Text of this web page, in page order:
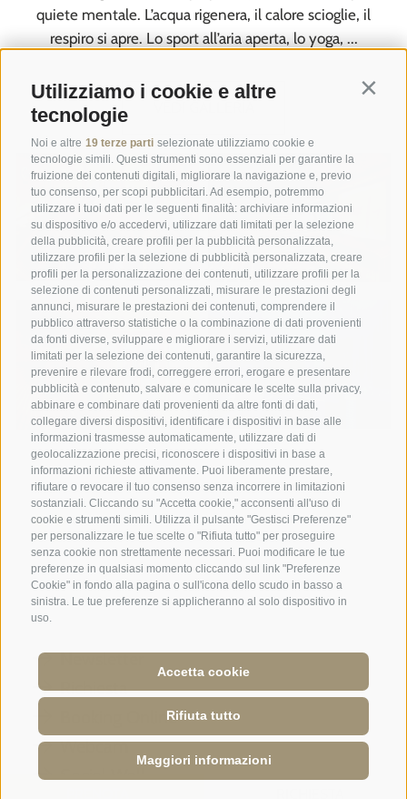
Utilizziamo i cookie e altre
tecnologie
Noi e altre 19 terze parti selezionate utilizziamo cookie e
tecnologie simili. Questi strumenti sono essenziali per garantire la
fruizione dei contenuti digitali, migliorare la navigazione e, previo
tuo consenso, per scopi pubblicitari. Ad esempio, potremmo
utilizzare i tuoi dati per le seguenti finalità: archiviare informazioni
su dispositivo e/o accedervi, utilizzare dati limitati per la selezione
della pubblicità, creare profili per la pubblicità personalizzata,
utilizzare profili per la selezione di pubblicità personalizzata, creare
profili per la personalizzazione dei contenuti, utilizzare profili per la
selezione di contenuti personalizzati, misurare le prestazioni degli
annunci, misurare le prestazioni dei contenuti, comprendere il
pubblico attraverso statistiche o la combinazione di dati provenienti
da fonti diverse, sviluppare e migliorare i servizi, utilizzare dati
limitati per la selezione dei contenuti, garantire la sicurezza,
prevenire e rilevare frodi, correggere errori, erogare e presentare
pubblicità e contenuto, salvare e comunicare le scelte sulla privacy,
abbinare e combinare dati provenienti da altre fonti di dati,
collegare diversi dispositivi, identificare i dispositivi in base alle
informazioni trasmesse automaticamente, utilizzare dati di
geolocalizzazione precisi, riconoscere i dispositivi in base a
informazioni richieste attivamente. Puoi liberamente prestare,
rifiutare o revocare il tuo consenso senza incorrere in limitazioni
sostanziali. Cliccando su "Accetta cookie," acconsenti all'uso di
cookie e strumenti simili. Utilizza il pulsante "Gestisci Preferenze"
per personalizzare le tue scelte o "Rifiuta tutto" per proseguire
senza cookie non strettamente necessari. Puoi modificare le tue
preferenze in qualsiasi momento cliccando sul link "Preferenze
Cookie" in fondo alla pagina o sull'icona dello scudo in basso a
sinistra. Le tue preferenze si applicheranno al solo dispositivo in
uso.
Accetta cookie
Rifiuta tutto
Maggiori informazioni
quiete mentale. L’acqua rigenera, il calore scioglie, il
respiro si apre. Lo sport all’aria aperta, lo yoga, ...
Un weekend all'insegna del relax e
della gentile accoglienza: stanza ottima ...
Tripadvisor - Giovelli
Newsletter
Richiesta
Booking Online
Webcam
Social Wall